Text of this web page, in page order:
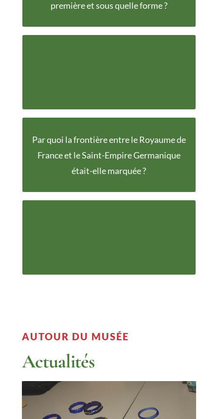
première et sous quelle forme ?
Par quoi la frontière entre le Royaume de
France et le Saint-Empire Germanique
était-elle marquée ?
La Biesme
AUTOUR DU MUSÉE
Actualités